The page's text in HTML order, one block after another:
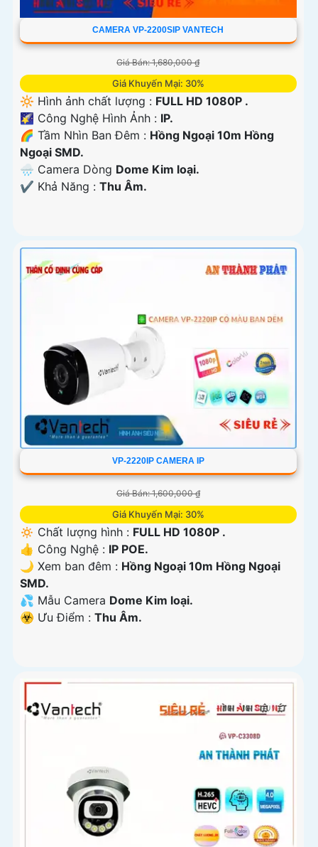
CAMERA VP-2200SIP VANTECH
Giá Bán: 1,680,000 ₫
Giá Khuyến Mại: 30%
🔆 Hình ảnh chất lượng : FULL HD 1080P .
🌠 Công Nghệ Hình Ảnh : IP.
🌈 Tầm Nhìn Ban Đêm : Hồng Ngoại 10m Hồng
Ngoại SMD.
🌧️ Camera Dòng Dome Kim loại.
️✔️ Khả Năng : Thu Âm.
VP-2220IP CAMERA IP
Giá Bán: 1,600,000 ₫
Giá Khuyến Mại: 30%
🔅 Chất lượng hình : FULL HD 1080P .
👍 Công Nghệ : IP POE.
🌙 Xem ban đêm : Hồng Ngoại 10m Hồng Ngoại
SMD.
💦 Mẫu Camera Dome Kim loại.
️☣️ Ưu Điểm : Thu Âm.